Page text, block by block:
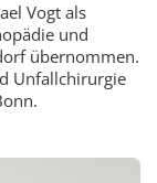
Vogt als
und
übernommen.
Unfallchirurgie